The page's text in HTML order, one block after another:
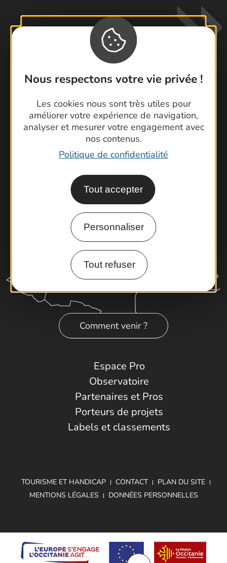
Nous respectons votre vie privée !
Les cookies nous sont très utiles pour
améliorer votre expérience de navigation,
analyser et mesurer votre engagement avec
nos contenus.
Politique de confidentialité
Tout accepter
Personnaliser
Tout refuser
Contactez-nous !
Foire aux questions
Brochures
Cartoguides et Topoguides
Latitude Gard
Comment venir ?
Espace Pro
Observatoire
Partenaires et Pros
Porteurs de projets
Labels et classements
TOURISME ET HANDICAP CONTACT
PLAN DU SITE
MENTIONS LÉGALES
DONNÉES PERSONNELLES